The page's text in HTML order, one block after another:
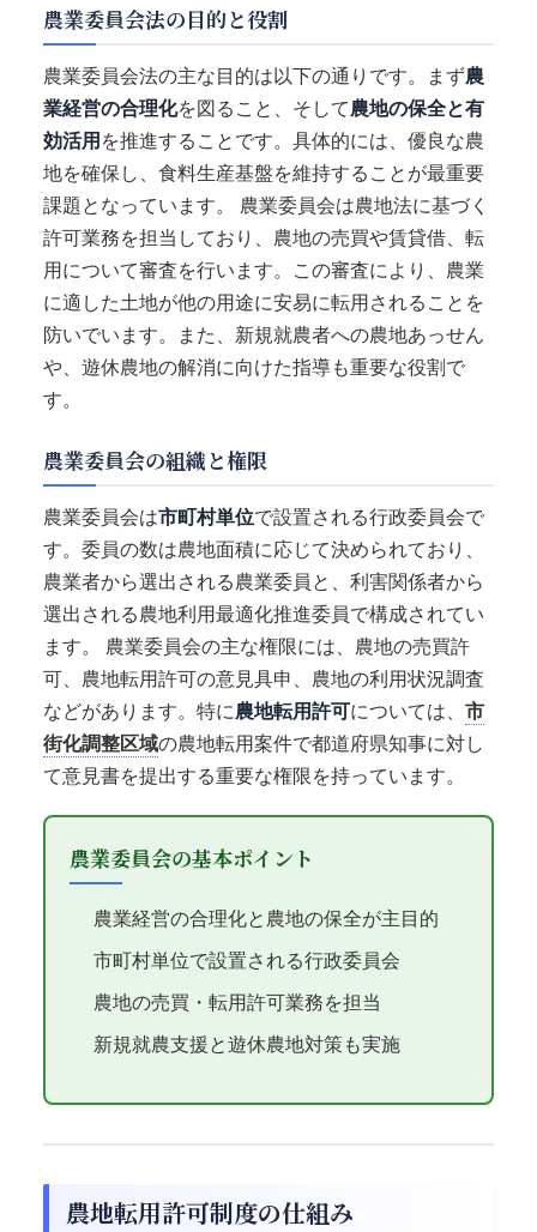
農業委員会法の目的と役割
農業委員会法の主な目的は以下の通りです。まず農
業経営の合理化を図ること、そして農地の保全と有
効活用を推進することです。具体的には、優良な農
地を確保し、食料生産基盤を維持することが最重要
課題となっています。 農業委員会は農地法に基づく
許可業務を担当しており、農地の売買や賃貸借、転
用について審査を行います。この審査により、農業
に適した土地が他の用途に安易に転用されることを
防いでいます。また、新規就農者への農地あっせん
や、遊休農地の解消に向けた指導も重要な役割で
す。
農業委員会の組織と権限
農業委員会は市町村単位で設置される行政委員会で
す。委員の数は農地面積に応じて決められており、
農業者から選出される農業委員と、利害関係者から
選出される農地利用最適化推進委員で構成されてい
ます。 農業委員会の主な権限には、農地の売買許
可、農地転用許可の意見具申、農地の利用状況調査
などがあります。特に農地転用許可については、 市
街化調整区域の農地転用案件で都道府県知事に対し
て意見書を提出する重要な権限を持っています。
農業委員会の基本ポイント
農業経営の合理化と農地の保全が主目的
市町村単位で設置される行政委員会
農地の売買・転用許可業務を担当
新規就農支援と遊休農地対策も実施
農地転用許可制度の仕組み